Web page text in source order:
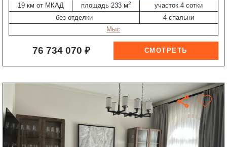
19 км от МКАД
площадь 233 м2
участок 4 сотки
без отделки
4 спальни
Мыс
76 734 070 ₽